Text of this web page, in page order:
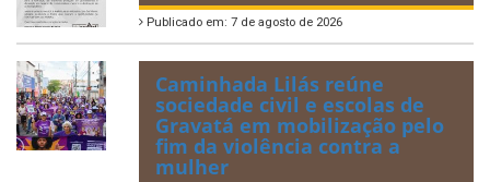
Publicado em: 7 de agosto de 2026
Caminhada Lilás reúne
sociedade civil e escolas de
Gravatá em mobilização pelo
fim da violência contra a
mulher